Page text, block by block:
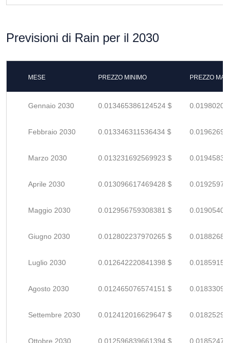
Previsioni di Rain per il 2030
MESE PREZZO MINIMO PREZZO
Gennaio 2030 0.013465386124524 $
Febbraio 2030 0.013346311536434 $
Marzo 2030 0.013231692569923 $
Aprile 2030 0.013096617469428 $
Maggio 2030 0.012956759308381 $
Giugno 2030 0.012802237970265 $
Luglio 2030 0.012642220841398 $
Agosto 2030 0.012465076574151 $
Settembre 2030 0.012412016629647 $
Ottobre 2030 0.012596839661394 $